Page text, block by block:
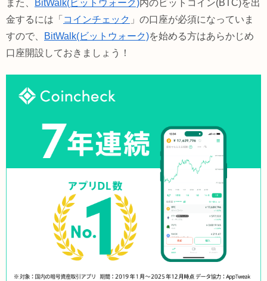
また、 BitWalk(ビットウォーク)内のビットコイン(BTC)を出
金するには「 コインチェック 」の口座が必須になっていま
すので、
BitWalk(ビットウォーク)を始める方はあらかじめ
口座開設しておきましょう！